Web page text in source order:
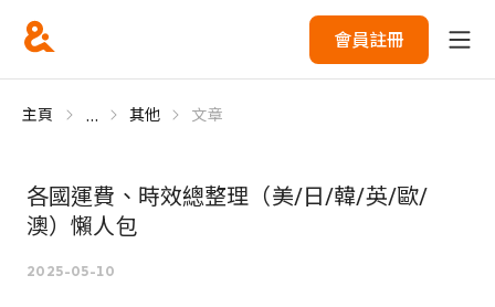
會員註冊
主頁 ... 其他 文章
各國運費、時效總整理（美/日/韓/英/歐/
澳）懶人包
2025-05-10